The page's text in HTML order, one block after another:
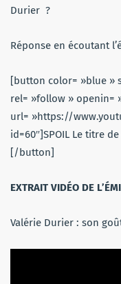
Durier ?
Réponse en écoutant
[button color= »blue »
rel= »follow » openin=
url= »https://
id=60″]SPOIL Le titre
[/button]
EXTRAIT VIDÉO DE
Valérie Durier : son